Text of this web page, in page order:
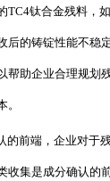
TC4钛合金残料，
后的铸锭性能不稳
帮助企业合理规划
。
的前端，企业对于
集是成分确认的前